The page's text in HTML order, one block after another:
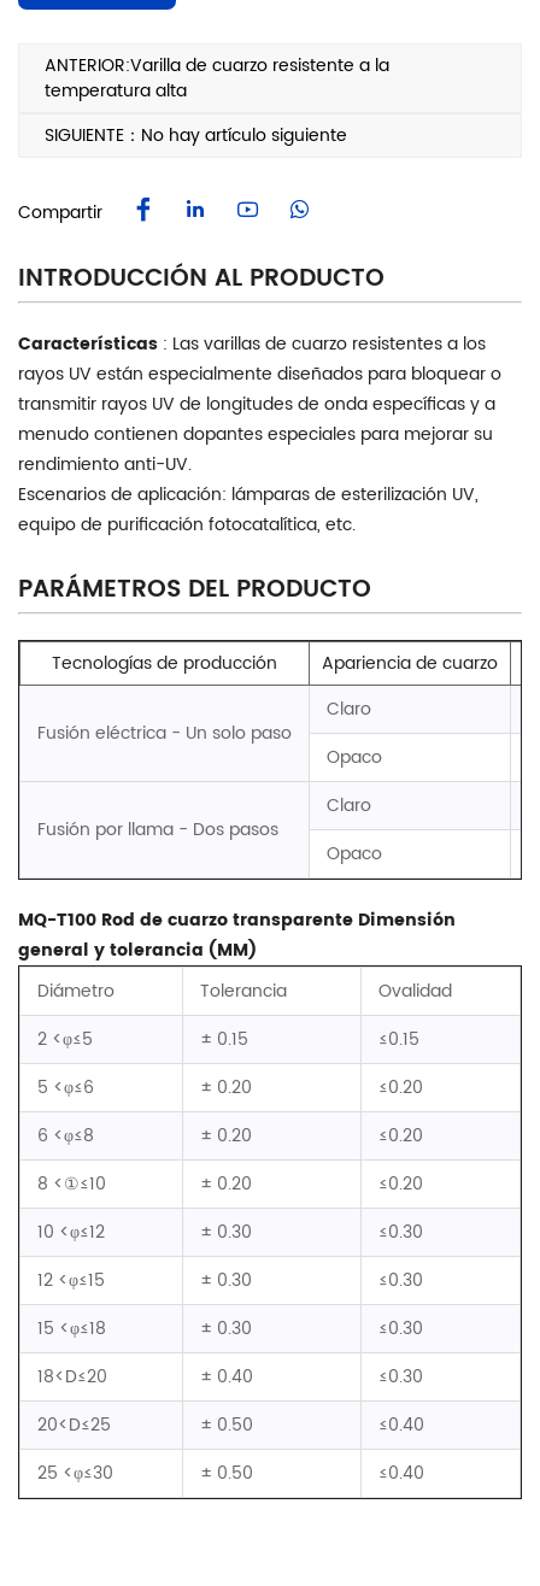
ANTERIOR:Varilla de cuarzo resistente a la
temperatura alta
SIGUIENTE：No hay artículo siguiente
Compartir
INTRODUCCIÓN AL PRODUCTO
Características : Las varillas de cuarzo resistentes a los
rayos UV están especialmente diseñados para bloquear o
transmitir rayos UV de longitudes de onda específicas y a
menudo contienen dopantes especiales para mejorar su
rendimiento anti-UV.
Escenarios de aplicación: lámparas de esterilización UV,
equipo de purificación fotocatalítica, etc.
PARÁMETROS DEL PRODUCTO
Tecnologías de producción Apariencia de cuarzo
Fusión eléctrica - Un solo paso
Claro
Opaco
Fusión por llama - Dos pasos
Claro
Opaco
MQ-T100 Rod de cuarzo transparente Dimensión
general y tolerancia (MM)
Diámetro
Tolerancia
Ovalidad
2 <φ≤5
± 0.15
≤0.15
5 <φ≤6
± 0.20
≤0.20
6 <φ≤8
± 0.20
≤0.20
8 <①≤10
± 0.20
≤0.20
10 <φ≤12
± 0.30
≤0.30
12 <φ≤15
± 0.30
≤0.30
15 <φ≤18
± 0.30
≤0.30
18<D≤20
± 0.40
≤0.30
20<D≤25
± 0.50
≤0.40
25 <φ≤30
± 0.50 ≤0.40